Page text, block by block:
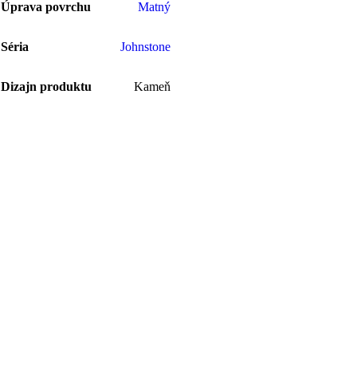
Úprava povrchu Matný
Séria Johnstone
Dizajn produktu Kameň